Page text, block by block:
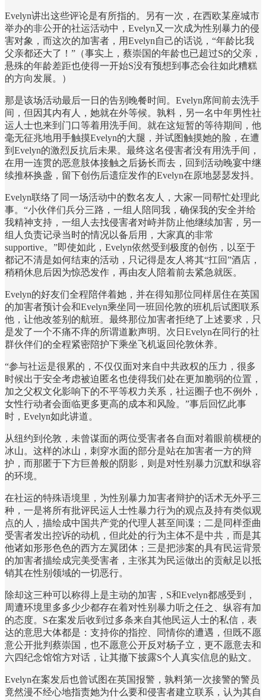
Evelyn讲出这些评论是有所指的。另有一次，在西欧某座城市
举办的非公开的社运活动中，Evelyn又一次成为性别暴力的侵
害对象，而这次的加害者，用Evelyn自己的话说，“年龄比我
父亲都还大了！”（事实上，蔡崇国的年龄也已超过S的父亲，
悬殊的年龄差距也使得一开始S没有预想到事态会往如此糟糕
的方向发展。）
那是该场活动最后一日的告别晚餐时间。Evelyn席间前去洗手
间，但因其内有人，她就在外等候。孰料，另一名中年男性社
运人士也来到门口等着用洗手间。就在这短暂的等待期间，他
毫无征兆地用手触摸Evelyn的大腿，并试图触摸她的脸，在遭
到Evelyn的激烈反抗后未果。最终这名侵害者没有用洗手间，
在用一连贯的恶意肢体接触之后扬长而去，回到活动晚宴中继
续推杯换盏，留下创伤后遗症发作的Evelyn在原地瑟瑟发抖。
Evelyn联络了同一场活动中的数名友人，大家一同帮忙处理此
事。“小伙伴们兵分三路，一组人陪同我，确保我的安全并给
我精神支持，一组人去找侵害者对峙并防止他继续加害，另一
组人负责记录当时的情况以备后用，大家真的非常
supportive。”即使如此，Evelyn依然受到极度的创伤，以至于
都记不清是如何结束的活动，只记得是友人将其“扛回”酒店，
稍稍休息后因为惊恐发作，再由友人陪着前去紧急就医。
Evelyn的好友们全程陪伴着她，并在得知那位同样居住在英国
的加害者预计会和Evelyn乘坐同一班回伦敦的班机后试图联系
他，让他改签别的航班。最终那位加害者拒绝了上述要求，只
是发了一个不痛不痒的所谓道歉声明。次日Evelyn在同行的社
群伙伴们的全程紧密陪护下乘坐飞机返回伦敦休养。
“参与社运是很累的，不仅仅面对来自中共政权的压力，很多
时候出于安全考虑被迫匿名也使得我们处在更加脆弱的位置，
加之父权文化影响下的不平等权力关系，社运圈子也不例外，
女性行动者会面临更多更高的成本和风险。”事后回忆此事
时，Evelyn如此讲道。
从纽约到伦敦，未曾谋面的两位受害者各自面对着眼前横梗的
冰山。这样的冰山，刺穿水面的部分是站在加害者一方的辩
护，而那匿于下方巨兽般的阴影，则是对性别暴力沉默和纵容
的环境。
在社运的特殊语境里，为性别暴力加害者辩护的话术无外乎三
种，一是将所有批评民运人士性暴力行为的观点及持有类似观
点的人，描绘成中国共产党的代理人甚至间谍；二是同样歪曲
受害者发出控诉的动机，但此处的行为主体不是中共，而是其
他诸如形形色色的西方左翼团体；三是把涉案的具有民运背景
的加害者描绘成完美受害者，主张其为民运做出的贡献足以抵
销其在性别领域的一切恶行。
除却这三种可以称得上是主动的加害，S和Evelyn都感受到，
周遭环境里多多少少都存在着对性别暴力听之任之、纵容有加
的态度。S在案发后收到过多条来自其他民运人士的私信，表
达的意思大体都是：支持你的指控、同情你的遭遇，但既不愿
意公开批判蔡崇国，也不愿意公开反对杨子立，更不愿意去和
六四纪念馆馆方对话，让其撤下披露S个人真实信息的贴文。
Evelyn在案发后也曾试图在英国报警，孰料第一次接警的警员
竟然漫不经心地指责她为什么要和侵害者建立联系，认为其自